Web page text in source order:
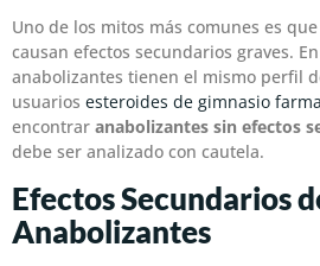
Uno de los mitos más comunes es
causan efectos secundarios graves.
anabolizantes tienen el mismo perfil
usuarios esteroides de gimnasio
encontrar anabolizantes sin efectos
debe ser analizado con cautela.
Efectos Secundarios
Anabolizantes